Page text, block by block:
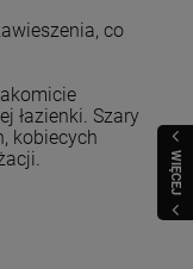
co
łazienki. Szary
kobiecych
WIĘCEJ